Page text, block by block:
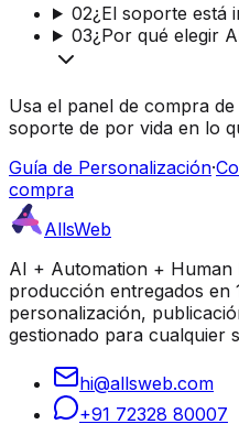
02¿El soporte está
03¿Por qué elegir
Usa el panel de compra
soporte de por vida en lo
Guía de Personalización·
compra
AllsWeb
AI + Automation +
producción entregados en
personalización,
gestionado para cualquier
hi@allsweb.com
+91 72328 80007